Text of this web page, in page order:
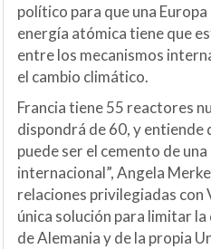
político para que una
energía atómica tiene que
entre los mecanismos
el cambio climático.
Francia tiene 55 reactores
dispondrá de 60, y entiende
puede ser el cemento de
internacional”, Angela
relaciones privilegiadas con
única solución para limitar
de Alemania y de la propia